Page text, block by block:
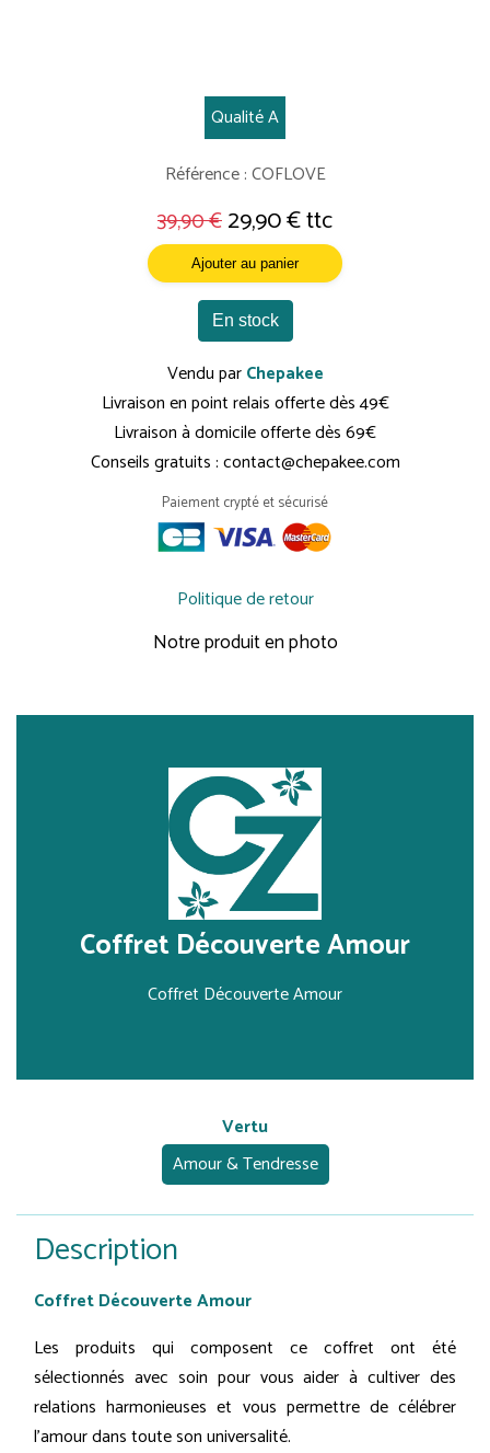
Qualité A
Référence : COFLOVE
39,90 €29,90 € ttc
Ajouter au panier
En stock
Vendu parChepakee
Livraison en point relais offerte dès 49€
Livraison à domicile offerte dès 69€
Conseils gratuits : contact@chepakee.com
Paiement crypté et sécurisé
Politique de retour
Notre produit en photo
Coffret Découverte Amour
Coffret Découverte Amour
Vertu
Amour & Tendresse
Description
Coffret Découverte Amour
Les produits qui composent ce coffret ont été
sélectionnés avec soin pour vous aider à cultiver des
relations harmonieuses et vous permettre de célébrer
l'amour dans toute son universalité.